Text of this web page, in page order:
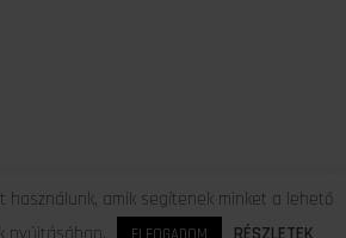
használunk, amik segítenek minket a lehető